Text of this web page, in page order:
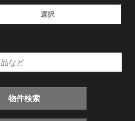
選択
物件検索